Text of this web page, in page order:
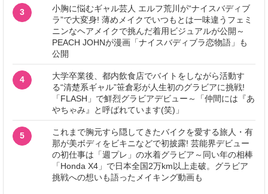
3
小胸に悩むギャル芸人 エルフ荒川が“ナイスバディブ
ラ”で大変身! 薄めメイクでいつもとは一味違うフェミ
ニンなヘアメイクで挑んだ着用ビジュアルが公開～
PEACH JOHNが漫画「ナイスバディブラ恋物語」も
公開
4
大学卒業後、都内飲食店でバイトをしながら活動す
る“清楚系ギャル”笹倉彩が人生初のグラビアに挑戦!
「FLASH」で鮮烈グラビアデビュー～「仲間には『あ
やちゃみ』と呼ばれています(笑)」
5
これまで胸元すら隠してきたバイクを愛する旅人・有
那が美ボディをビキニなどで初披露! 芸能界デビュー
の初仕事は「週プレ」の水着グラビア～同い年の相棒
「Honda X4」で日本全国2万km以上走破。グラビア
挑戦への想いも語ったメイキング動画も